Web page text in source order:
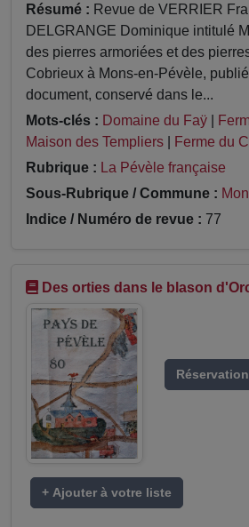
Résumé : Revue de VERRIER
DELGRANGE Dominique intitulé
des pierres armoriées et des
Cobrieux à Mons-en-Pévèle,
document, conservé dans le...
Mots-clés : Domaine du Faÿ
Maison des Templiers
Ferme du
Rubrique : La Pévèle française
Sous-Rubrique / Commune :
Indice / Numéro de revue : 77
Des orties dans le blason
+ Ajouter à votre liste